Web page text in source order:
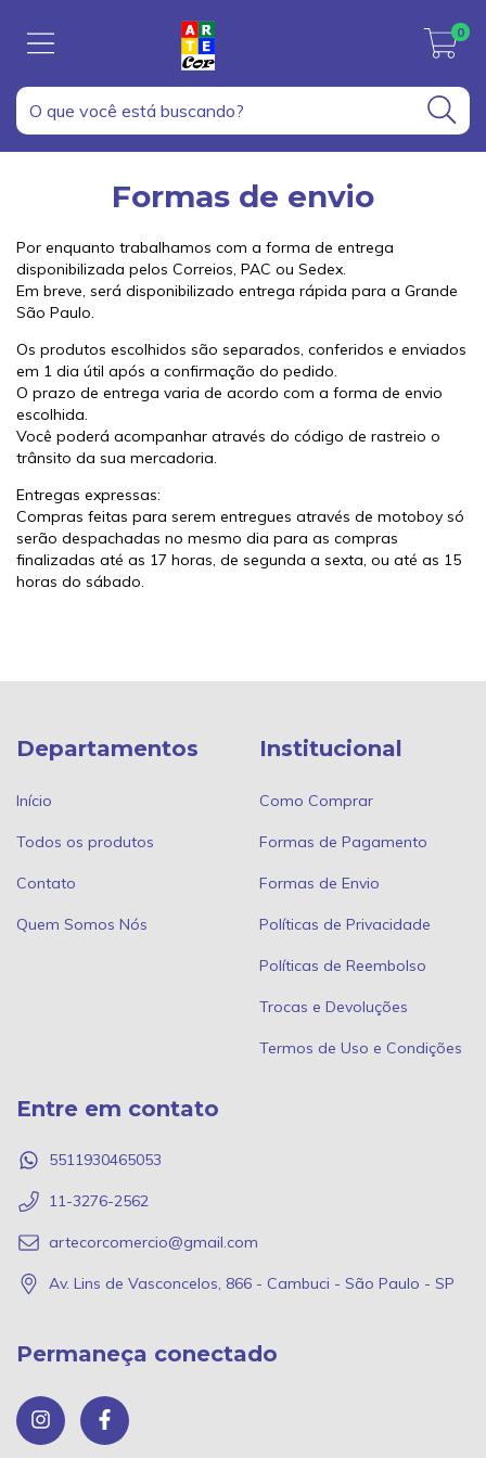
0
Formas de envio
Por enquanto trabalhamos com a forma de entrega
disponibilizada pelos Correios, PAC ou Sedex.
Em breve, será disponibilizado entrega rápida para a Grande
São Paulo.
Os produtos escolhidos são separados, conferidos e enviados
em 1 dia útil após a confirmação do pedido.
O prazo de entrega varia de acordo com a forma de envio
escolhida.
Você poderá acompanhar através do código de rastreio o
trânsito da sua mercadoria.
Entregas expressas:
Compras feitas para serem entregues através de motoboy só
serão despachadas no mesmo dia para as compras
finalizadas até as 17 horas, de segunda a sexta, ou até as 15
horas do sábado.
Departamentos
Início
Todos os produtos
Contato
Quem Somos Nós
Institucional
Como Comprar
Formas de Pagamento
Formas de Envio
Políticas de Privacidade
Políticas de Reembolso
Trocas e Devoluções
Termos de Uso e Condições
Entre em contato
5511930465053
11-3276-2562
artecorcomercio@gmail.com
Av. Lins de Vasconcelos, 866 - Cambuci - São Paulo - SP
Permaneça conectado